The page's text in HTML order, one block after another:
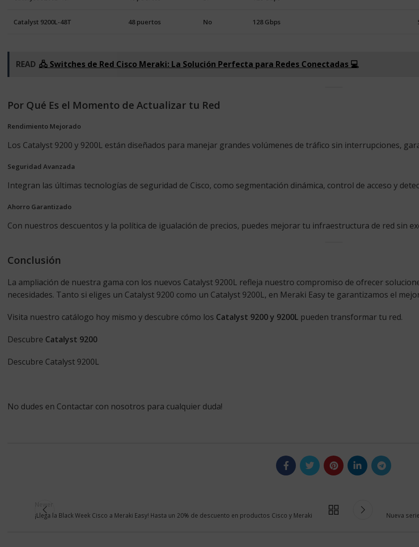
Catalyst 9200L-48T 48 puertos No 128 Gbps
READ 🖧 Switches de Red Cisco Meraki: La Solución Perfecta para Redes Conectadas 💻
Por Qué Es el Momento de Actualizar tu Red
Rendimiento Mejorado
Los Catalyst 9200 y 9200L están diseñados para manejar grandes volúmenes de tráfico sin interrupciones,
Seguridad Avanzada
Integran las últimas tecnologías de seguridad de Cisco, como segmentación dinámica, control de acceso y
Ahorro Garantizado
Con nuestros descuentos y la política de igualación de precios, puedes mejorar tu infraestructura de red sin
Conclusión
La ampliación de nuestra gama con los nuevos Catalyst 9200L refleja nuestro compromiso de ofrecer
necesidades. Tanto si eliges un Catalyst 9200 como un Catalyst 9200L, en Meraki Easy te garantizamos el
Visita nuestro catálogo hoy mismo y descubre cómo los Catalyst 9200 y 9200L pueden transformar tu red.
Descubre Catalyst 9200
Descubre Catalyst 9200L
No dudes en Contactar con nosotros para cualquier duda!
Newer
¡Llega la Black Week Cisco a Meraki Easy! Hasta un 20% de descuento en productos Cisco y Meraki
Nueva